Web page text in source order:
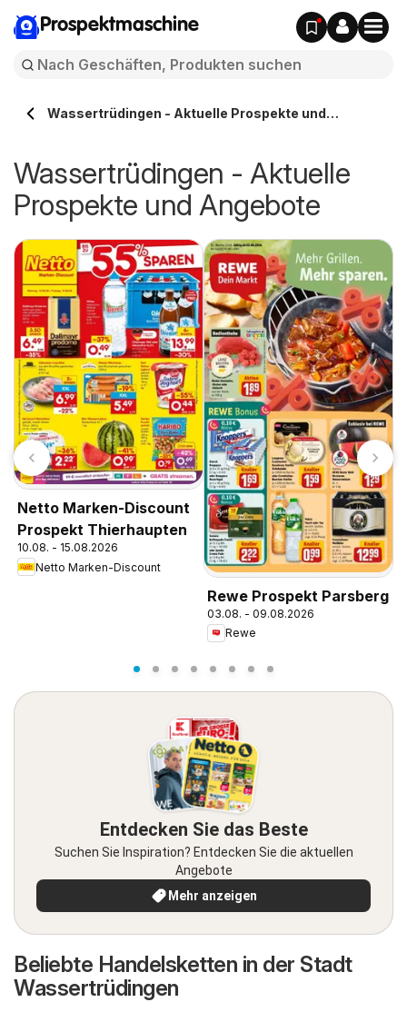
Prospektmaschine
Wassertrüdingen - Aktuelle Prospekte und
Wassertrüdingen - Aktuelle
Prospekte und Angebote
Netto Marken-Discount
Prospekt Thierhaupten
10.08. - 15.08.2026
Netto Marken-Discount
Rewe Prospekt Parsberg
03.08. - 09.08.2026
Rewe
Entdecken Sie das Beste
Suchen Sie Inspiration? Entdecken Sie die aktuellen
Angebote
Mehr anzeigen
Beliebte Handelsketten in der Stadt
Wassertrüdingen